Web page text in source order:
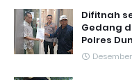
Difitnah
Gedang
Polres